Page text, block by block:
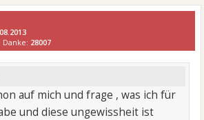
Danke: 28007
auf mich und frage , was ich für
und diese ungewissheit ist